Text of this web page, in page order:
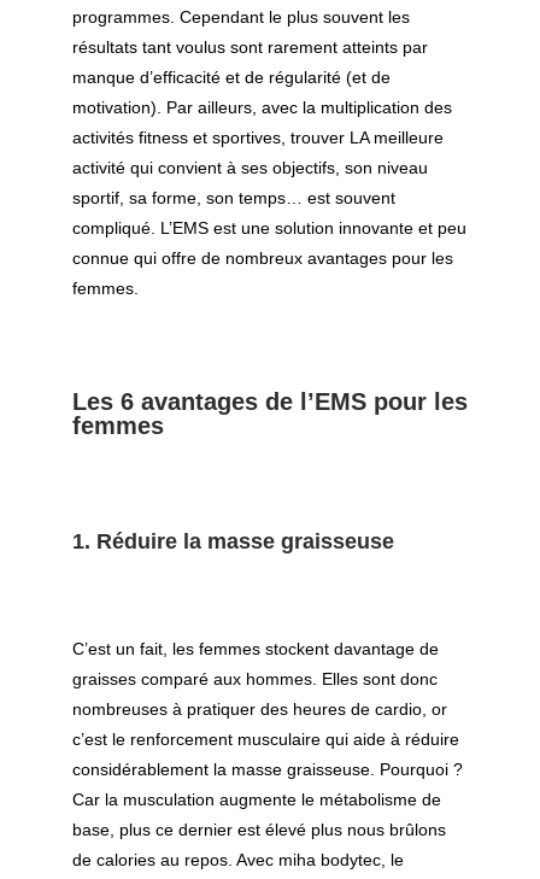
programmes. Cependant le plus souvent les
résultats tant voulus sont rarement atteints par
manque d’efficacité et de régularité (et de
motivation). Par ailleurs, avec la multiplication des
activités fitness et sportives, trouver LA meilleure
activité qui convient à ses objectifs, son niveau
sportif, sa forme, son temps… est souvent
compliqué. L’EMS est une solution innovante et peu
connue qui offre de nombreux avantages pour les
femmes.
Les 6 avantages de l’EMS pour les
femmes
1. Réduire la masse graisseuse
C’est un fait, les femmes stockent davantage de
graisses comparé aux hommes. Elles sont donc
nombreuses à pratiquer des heures de cardio, or
c’est le renforcement musculaire qui aide à réduire
considérablement la masse graisseuse. Pourquoi ?
Car la musculation augmente le métabolisme de
base, plus ce dernier est élevé plus nous brûlons
de calories au repos. Avec miha bodytec, le